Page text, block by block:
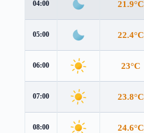
04:00 21.9°C
05:00 22.4°C
06:00 23°C
07:00 23.8°C
08:00 24.6°C